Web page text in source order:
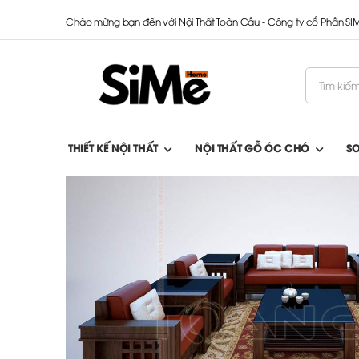
Chào mừng bạn đến với Nội Thất Toàn Cầu - Công ty cổ Phần
THIẾT KẾ NỘI THẤT NỘI THẤT GỖ ÓC CHÓ